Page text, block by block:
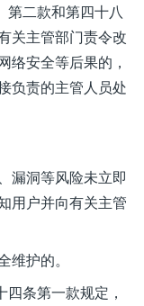
二款和第四十八
关主管部门责令改
络安全等后果的，
负责的主管人员处
漏洞等风险未立即
用户并向有关主管
维护的。
条第一款规定，